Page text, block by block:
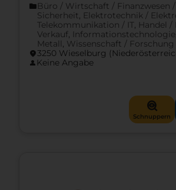
folderBüro / Wirtschaft / Finanzwesen
Sicherheit, Elektrotechnik /
Telekommunikation / IT, Handel
Verkauf, Informationstechnologie
Metall , Wissenschaft /
location_on3250 Wieselburg
person Keine Angabe
mystery
Schnuppern